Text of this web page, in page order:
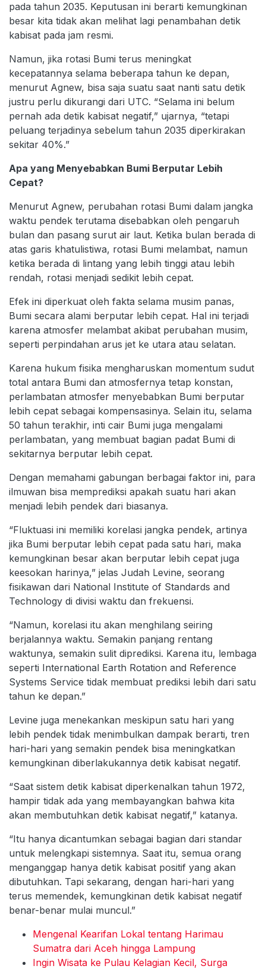
pada tahun 2035. Keputusan ini berarti kemungkinan
besar kita tidak akan melihat lagi penambahan detik
kabisat pada jam resmi.
Namun, jika rotasi Bumi terus meningkat
kecepatannya selama beberapa tahun ke depan,
menurut Agnew, bisa saja suatu saat nanti satu detik
justru perlu dikurangi dari UTC. “Selama ini belum
pernah ada detik kabisat negatif,” ujarnya, “tetapi
peluang terjadinya sebelum tahun 2035 diperkirakan
sekitar 40%.”
Apa yang Menyebabkan Bumi Berputar Lebih
Cepat?
Menurut Agnew, perubahan rotasi Bumi dalam jangka
waktu pendek terutama disebabkan oleh pengaruh
bulan dan pasang surut air laut. Ketika bulan berada di
atas garis khatulistiwa, rotasi Bumi melambat, namun
ketika berada di lintang yang lebih tinggi atau lebih
rendah, rotasi menjadi sedikit lebih cepat.
Efek ini diperkuat oleh fakta selama musim panas,
Bumi secara alami berputar lebih cepat. Hal ini terjadi
karena atmosfer melambat akibat perubahan musim,
seperti perpindahan arus jet ke utara atau selatan.
Karena hukum fisika mengharuskan momentum sudut
total antara Bumi dan atmosfernya tetap konstan,
perlambatan atmosfer menyebabkan Bumi berputar
lebih cepat sebagai kompensasinya. Selain itu, selama
50 tahun terakhir, inti cair Bumi juga mengalami
perlambatan, yang membuat bagian padat Bumi di
sekitarnya berputar lebih cepat.
Dengan memahami gabungan berbagai faktor ini, para
ilmuwan bisa memprediksi apakah suatu hari akan
menjadi lebih pendek dari biasanya.
“Fluktuasi ini memiliki korelasi jangka pendek, artinya
jika Bumi berputar lebih cepat pada satu hari, maka
kemungkinan besar akan berputar lebih cepat juga
keesokan harinya,” jelas Judah Levine, seorang
fisikawan dari National Institute of Standards and
Technology di divisi waktu dan frekuensi.
“Namun, korelasi itu akan menghilang seiring
berjalannya waktu. Semakin panjang rentang
waktunya, semakin sulit diprediksi. Karena itu, lembaga
seperti International Earth Rotation and Reference
Systems Service tidak membuat prediksi lebih dari satu
tahun ke depan.”
Levine juga menekankan meskipun satu hari yang
lebih pendek tidak menimbulkan dampak berarti, tren
hari-hari yang semakin pendek bisa meningkatkan
kemungkinan diberlakukannya detik kabisat negatif.
“Saat sistem detik kabisat diperkenalkan tahun 1972,
hampir tidak ada yang membayangkan bahwa kita
akan membutuhkan detik kabisat negatif,” katanya.
“Itu hanya dicantumkan sebagai bagian dari standar
untuk melengkapi sistemnya. Saat itu, semua orang
menganggap hanya detik kabisat positif yang akan
dibutuhkan. Tapi sekarang, dengan hari-hari yang
terus memendek, kemungkinan detik kabisat negatif
benar-benar mulai muncul.”
Mengenal Kearifan Lokal tentang Harimau
Sumatra dari Aceh hingga Lampung
Ingin Wisata ke Pulau Kelagian Kecil, Surga